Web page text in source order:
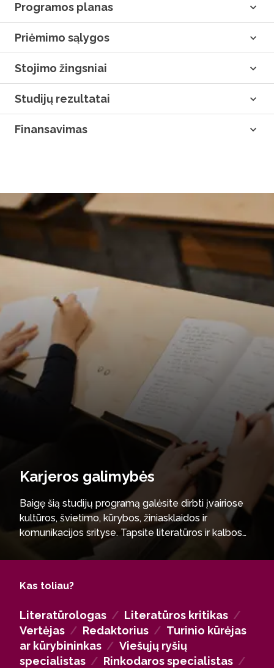
Programos planas
Priėmimo sąlygos
Stojimo žingsniai
Studijų rezultatai
Finansavimas
Karjeros galimybės
Baigę šią studijų programą galėsite dirbti įvairiose
kultūros, švietimo, kūrybos, žiniasklaidos ir
komunikacijos srityse. Tapsite literatūros ir kalbos
ekspertais, gebančiais analizuoti, kurti ir redaguoti
turinį, dirbti su tekstais ir kultūriniais projektais, kurti
literatūros, kultūros ir švietimo sklaidos
karjeros – versti, rašyti grožinės literatūros tekstus,
konsultuoti, vykdyti kūrybinius projektus ar dirbti
laisvai samdomais turinio kūrėjais.
Kas toliau?
Literatūrologas / Literatūros kritikas /
Vertėjas / Redaktorius / Turinio kūrėjas
ar kūrybininkas / Viešųjų ryšių
specialistas / Rinkodaros specialistas /